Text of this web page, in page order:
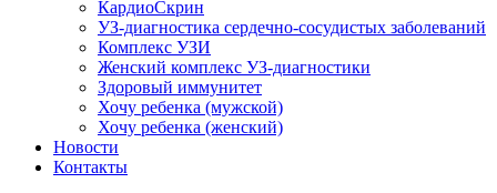
КардиоСкрин
УЗ-диагностика сердечно-сосудистых заболеваний
Комплекс УЗИ
Женский комплекс УЗ-диагностики
Здоровый иммунитет
Хочу ребенка (мужской)
Хочу ребенка (женский)
Новости
Контакты